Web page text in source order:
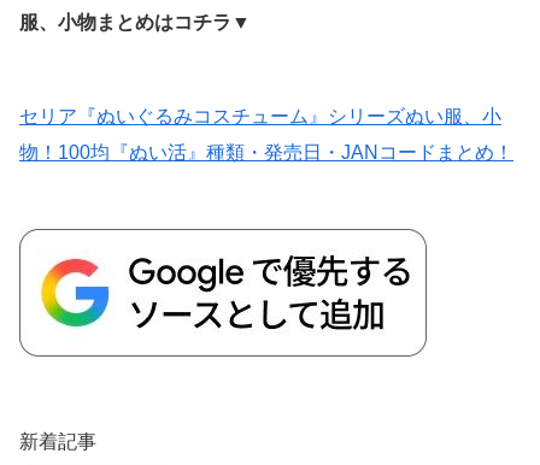
服、小物まとめはコチラ▼
セリア『ぬいぐるみコスチューム』シリーズぬい服、小
物！100均『ぬい活』種類・発売日・JANコードまとめ！
新着記事